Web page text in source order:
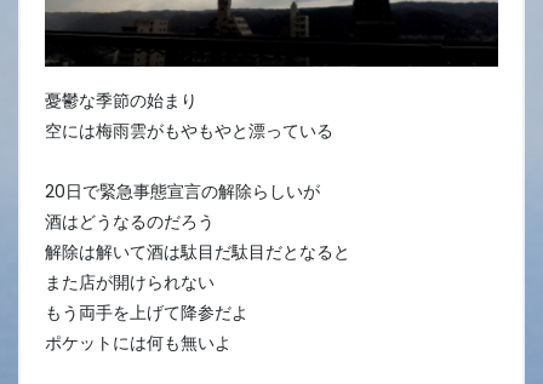
憂鬱な季節の始まり
空には梅雨雲がもやもやと漂っている
20日で緊急事態宣言の解除らしいが
酒はどうなるのだろう
解除は解いて酒は駄目だ駄目だとなると
また店が開けられない
もう両手を上げて降参だよ
ポケットには何も無いよ